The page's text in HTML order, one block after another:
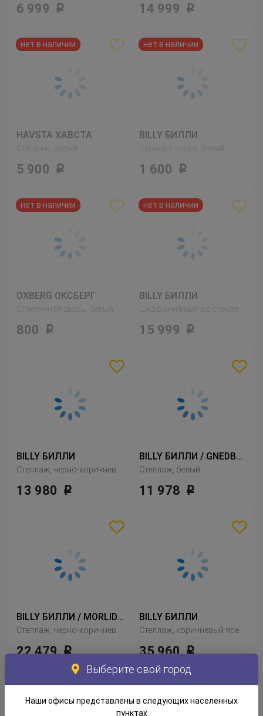
6 999 Р 14 999 Р
HAVSTA ХАВСТА
Стеллаж, серый
5 900 Р
BILLY БИЛЛИ
1 600 Р
OXBERG ОКСБЕРГ
800 Р
BILLY БИЛЛИ
15 999 Р
BILLY БИЛЛИ
13 980 Р
BILLY БИЛЛИ / GNEDBY ГНЕДБИ
Стеллаж, белый
11 978 Р
BILLY БИЛЛИ / MORLIDEN МОРЛИДЕН
Стеллаж, черно-коричневый
22 479Р
BILLY БИЛЛИ
Стеллаж, коричневый ясеневый шпон
35 960Р
Выберите свой город
Наши офисы представлены в следующих населенных
пунктах